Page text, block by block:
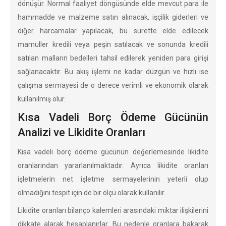
dönüşür. Normal faaliyet döngüsünde elde mevcut para ile
hammadde ve malzeme satın alınacak, işçilik giderleri ve
diğer harcamalar yapılacak, bu surette elde edilecek
mamuller kredili veya peşin satılacak ve sonunda kredili
satılan malların bedelleri tahsil edilerek yeniden para girişi
sağlanacaktır. Bu akış işlemi ne kadar düzgün ve hızlı ise
çalışma sermayesi de o derece verimli ve ekonomik olarak
kullanılmış olur.
Kısa Vadeli Borç Ödeme Gücünün
Analizi ve Likidite Oranları
Kısa vadeli borç ödeme gücünün değerlemesinde likidite
oranlarından yararlanılmaktadır. Ayrıca likidite oranları
işletmelerin net işletme sermayelerinin yeterli olup
olmadığını tespit için de bir ölçü olarak kullanılır.
Likidite oranları bilanço kalemleri arasındaki miktar ilişkilerini
dikkate alarak hesaplanırlar. Bu nedenle oranlara bakarak